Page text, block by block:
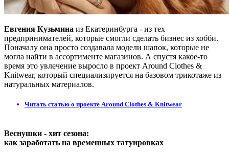
Евгения Кузьмина из Екатеринбурга - из тех
предпринимателей, которые смогли сделать бизнес из хобби.
Поначалу она просто создавала модели шапок, которые не
могла найти в ассортименте магазинов. А спустя какое-то
время это увлечение выросло в проект Around Clothes &
Knitwear, который специализируется на базовом трикотаже из
натуральных материалов.
Читать статью о проекте Around Clothes & Knitwear
Веснушки - хит сезона:
как заработать на временных татуировках